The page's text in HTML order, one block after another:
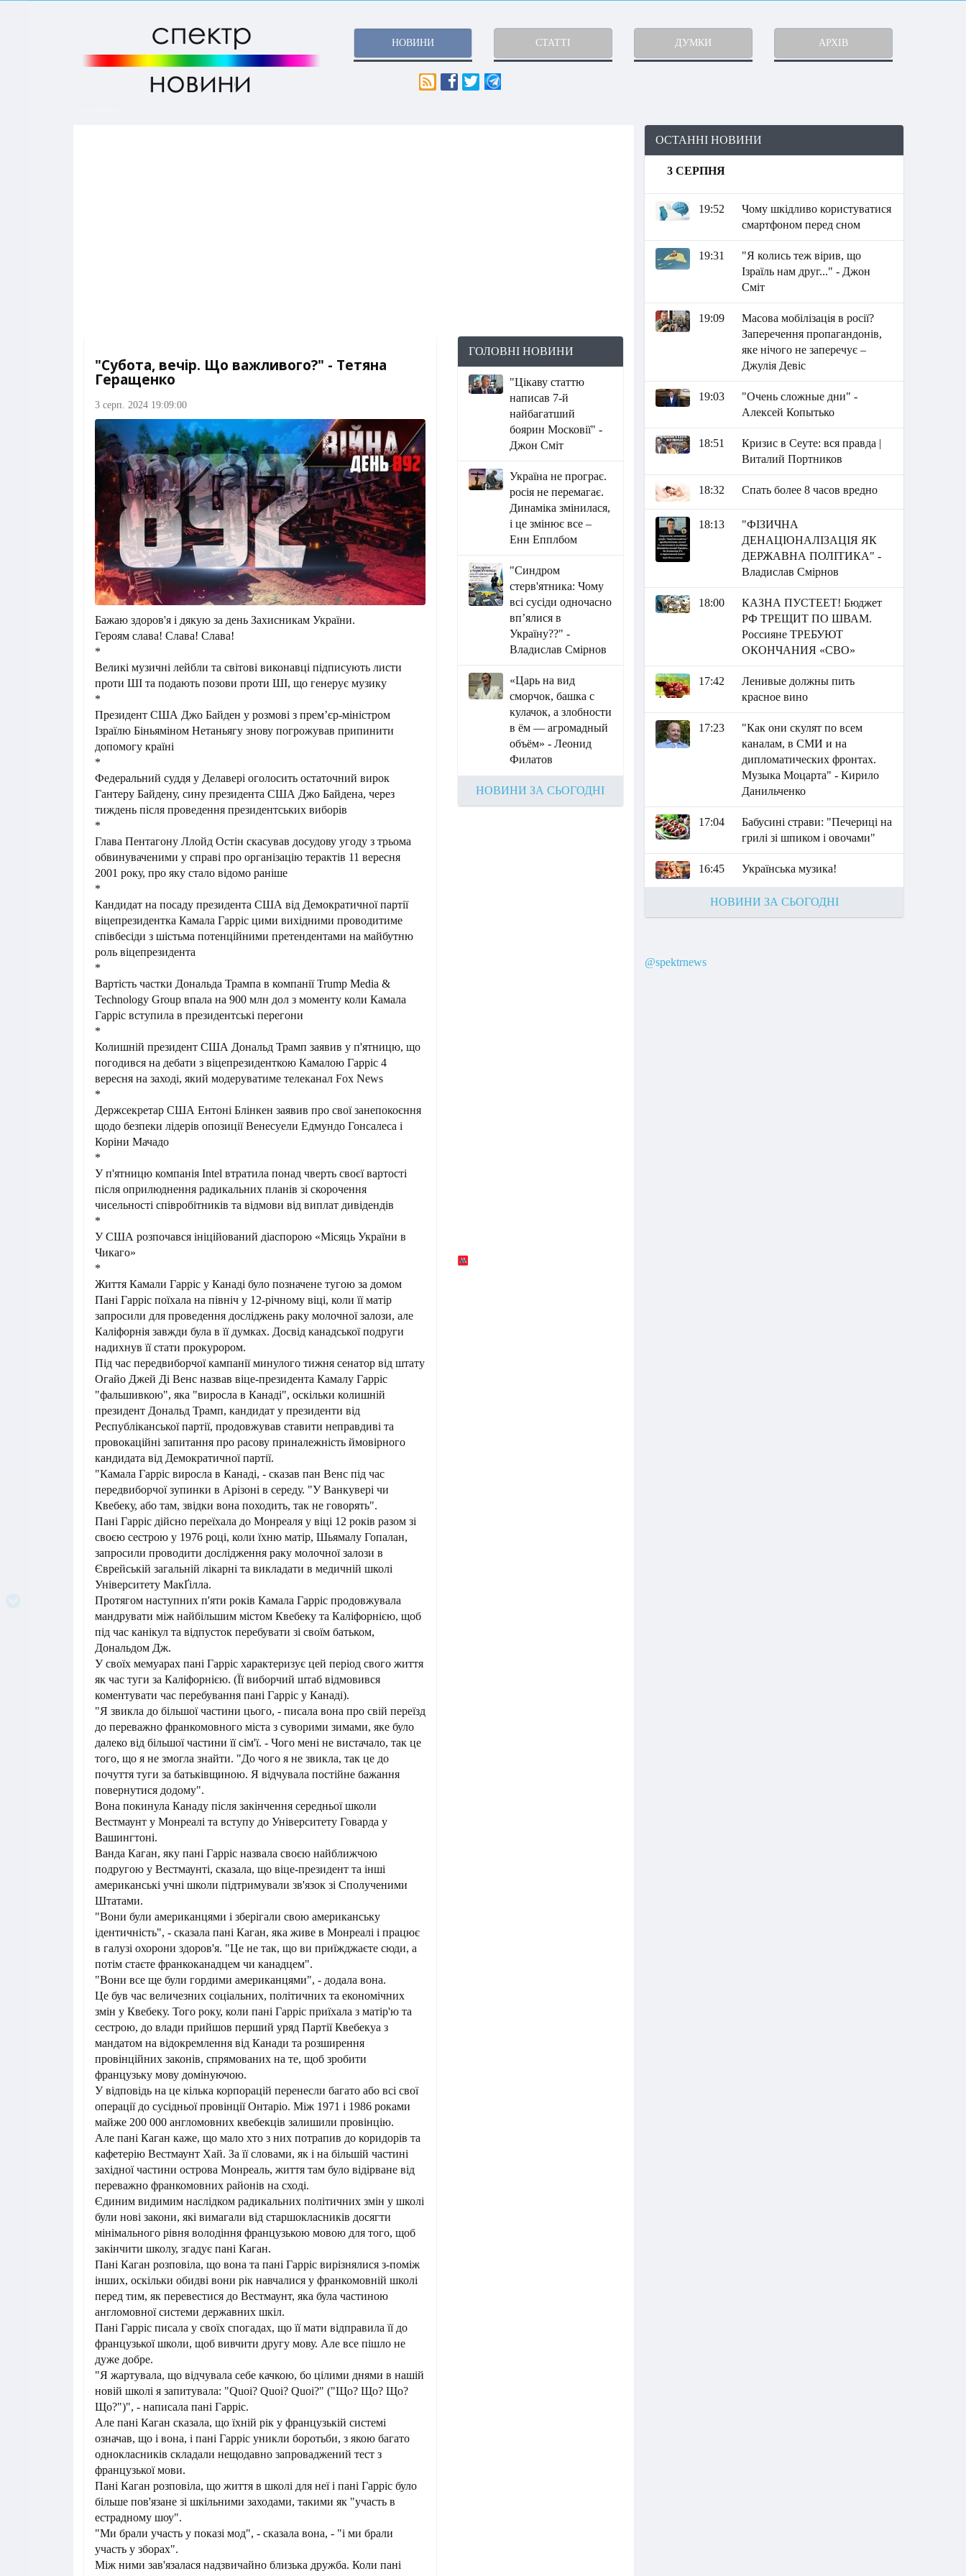
НОВИНИ СТАТТІ ДУМКИ АРХІВ
"Субота, вечір. Що важливого?" - Тетяна
Геращенко
3 серп. 2024 19:09:00
Бажаю здоров'я і дякую за день Захисникам України.
Героям слава! Слава! Слава!
*
Великі музичні лейбли та світові виконавці підписують листи
проти ШІ та подають позови проти ШІ, що генерує музику
*
Президент США Джо Байден у розмові з прем’єр-міністром
Ізраїлю Біньяміном Нетаньягу знову погрожував припинити
допомогу країні
*
Федеральний суддя у Делавері оголосить остаточний вирок
Гантеру Байдену, сину президента США Джо Байдена, через
тиждень після проведення президентських виборів
*
Глава Пентагону Ллойд Остін скасував досудову угоду з трьома
обвинуваченими у справі про організацію терактів 11 вересня
2001 року, про яку стало відомо раніше
*
Кандидат на посаду президента США від Демократичної партії
віцепрезидентка Камала Гарріс цими вихідними проводитиме
співбесіди з шістьма потенційними претендентами на майбутню
роль віцепрезидента
*
Вартість частки Дональда Трампа в компанії Trump Media &
Technology Group впала на 900 млн дол з моменту коли Камала
Гарріс вступила в президентські перегони
*
Колишній президент США Дональд Трамп заявив у п'ятницю, що
погодився на дебати з віцепрезиденткою Камалою Гарріс 4
вересня на заході, який модеруватиме телеканал Fox News
*
Держсекретар США Ентоні Блінкен заявив про свої занепокоєння
щодо безпеки лідерів опозиції Венесуели Едмундо Гонсалеса і
Коріни Мачадо
*
У п'ятницю компанія Intel втратила понад чверть своєї вартості
після оприлюднення радикальних планів зі скорочення
чисельності співробітників та відмови від виплат дивідендів
*
У США розпочався ініційований діаспорою «Місяць України в
Чикаго»
*
Життя Камали Гарріс у Канаді було позначене тугою за домом
Пані Гарріс поїхала на північ у 12-річному віці, коли її матір
запросили для проведення досліджень раку молочної залози, але
Каліфорнія завжди була в її думках. Досвід канадської подруги
надихнув її стати прокурором.
Під час передвиборчої кампанії минулого тижня сенатор від штату
Огайо Джей Ді Венс назвав віце-президента Камалу Гарріс
"фальшивкою", яка "виросла в Канаді", оскільки колишній
президент Дональд Трамп, кандидат у президенти від
Республіканської партії, продовжував ставити неправдиві та
провокаційні запитання про расову приналежність ймовірного
кандидата від Демократичної партії.
"Камала Гарріс виросла в Канаді, - сказав пан Венс під час
передвиборчої зупинки в Арізоні в середу. "У Ванкувері чи
Квебеку, або там, звідки вона походить, так не говорять".
Пані Гарріс дійсно переїхала до Монреаля у віці 12 років разом зі
своєю сестрою у 1976 році, коли їхню матір, Шьямалу Гопалан,
запросили проводити дослідження раку молочної залози в
Єврейській загальній лікарні та викладати в медичній школі
Університету МакҐілла.
Протягом наступних п'яти років Камала Гарріс продовжувала
мандрувати між найбільшим містом Квебеку та Каліфорнією, щоб
під час канікул та відпусток перебувати зі своїм батьком,
Дональдом Дж.
У своїх мемуарах пані Гарріс характеризує цей період свого життя
як час туги за Каліфорнією. (Її виборчий штаб відмовився
коментувати час перебування пані Гарріс у Канаді).
"Я звикла до більшої частини цього, - писала вона про свій переїзд
до переважно франкомовного міста з суворими зимами, яке було
далеко від більшої частини її сім'ї. - Чого мені не вистачало, так це
того, що я не змогла знайти. "До чого я не звикла, так це до
почуття туги за батьківщиною. Я відчувала постійне бажання
повернутися додому".
Вона покинула Канаду після закінчення середньої школи
Вестмаунт у Монреалі та вступу до Університету Говарда у
Вашингтоні.
Ванда Каган, яку пані Гарріс назвала своєю найближчою
подругою у Вестмаунті, сказала, що віце-президент та інші
американські учні школи підтримували зв'язок зі Сполученими
Штатами.
"Вони були американцями і зберігали свою американську
ідентичність", - сказала пані Каган, яка живе в Монреалі і працює
в галузі охорони здоров'я. "Це не так, що ви приїжджаєте сюди, а
потім стаєте франкоканадцем чи канадцем".
"Вони все ще були гордими американцями", - додала вона.
Це був час величезних соціальних, політичних та економічних
змін у Квебеку. Того року, коли пані Гарріс приїхала з матір'ю та
сестрою, до влади прийшов перший уряд Партії Квебекуа з
мандатом на відокремлення від Канади та розширення
провінційних законів, спрямованих на те, щоб зробити
французьку мову домінуючою.
У відповідь на це кілька корпорацій перенесли багато або всі свої
операції до сусідньої провінції Онтаріо. Між 1971 і 1986 роками
майже 200 000 англомовних квебекців залишили провінцію.
Але пані Каган каже, що мало хто з них потрапив до коридорів та
кафетерію Вестмаунт Хай. За її словами, як і на більшій частині
західної частини острова Монреаль, життя там було відірване від
переважно франкомовних районів на сході.
Єдиним видимим наслідком радикальних політичних змін у школі
були нові закони, які вимагали від старшокласників досягти
мінімального рівня володіння французькою мовою для того, щоб
закінчити школу, згадує пані Каган.
Пані Каган розповіла, що вона та пані Гарріс вирізнялися з-поміж
інших, оскільки обидві вони рік навчалися у франкомовній школі
перед тим, як перевестися до Вестмаунт, яка була частиною
англомовної системи державних шкіл.
Пані Гарріс писала у своїх спогадах, що її мати відправила її до
французької школи, щоб вивчити другу мову. Але все пішло не
дуже добре.
"Я жартувала, що відчувала себе качкою, бо цілими днями в нашій
новій школі я запитувала: "Quoi? Quoi? Quoi?" ("Що? Що? Що?
Що?")", - написала пані Гарріс.
Але пані Каган сказала, що їхній рік у французькій системі
означав, що і вона, і пані Гарріс уникли боротьби, з якою багато
однокласників складали нещодавно запроваджений тест з
французької мови.
Пані Каган розповіла, що життя в школі для неї і пані Гарріс було
більше пов'язане зі шкільними заходами, такими як "участь в
естрадному шоу".
"Ми брали участь у показі мод", - сказала вона, - "і ми брали
участь у зборах".
Між ними зав'язалася надзвичайно близька дружба. Коли пані
ГОЛОВНІ НОВИНИ
"Цікаву статтю
написав 7-й
найбагатший
боярин Московії" -
Джон Сміт
Україна не програє.
росія не перемагає.
Динаміка змінилася,
і це змінює все –
Енн Епплбом
"Синдром
стерв'ятника: Чому
всі сусіди одночасно
вп’ялися в
Україну??" -
Владислав Смірнов
«Царь на вид
сморчок, башка с
кулачок, а злобности
в ём — агромадный
объём» - Леонид
Филатов
НОВИНИ ЗА СЬОГОДНІ
ОСТАННІ НОВИНИ
3 СЕРПНЯ
19:52
Чому шкідливо користуватися
смартфоном перед сном
19:31
"Я колись теж вірив, що
Ізраїль нам друг..." - Джон
Сміт
19:09
Масова мобілізація в росії?
Заперечення пропагандонів,
яке нічого не заперечує –
Джулія Девіс
19:03
"Очень сложные дни" -
Алексей Копытько
18:51
Кризис в Сеуте: вся правда |
Виталий Портников
18:32 Спать более 8 часов вредно
18:13
"ФІЗИЧНА
ДЕНАЦІОНАЛІЗАЦІЯ ЯК
ДЕРЖАВНА ПОЛІТИКА" -
Владислав Смірнов
18:00
КАЗНА ПУСТЕЕТ! Бюджет
РФ ТРЕЩИТ ПО ШВАМ.
Россияне ТРЕБУЮТ
ОКОНЧАНИЯ «СВО»
17:42
Ленивые должны пить
красное вино
17:23
"Как они скулят по всем
каналам, в СМИ и на
дипломатических фронтах.
Музыка Моцарта" - Кирило
Данильченко
17:04
Бабусині страви: "Печериці на
грилі зі шпиком і овочами"
16:45 Українська музика!
НОВИНИ ЗА СЬОГОДНІ
@spektrnews